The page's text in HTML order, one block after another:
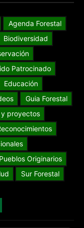
Agenda Forestal
Biodiversidad
Patrocinado
Educación
Guia Forestal
proyectos
Pueblos Originarios
Sur Forestal